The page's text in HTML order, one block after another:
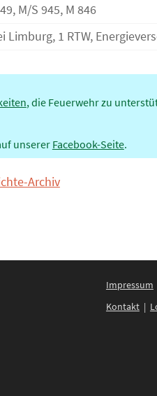
M/S 945, M 846
Limburg, 1 RTW,
, die Feuerwehr zu
unserer Facebook-Seite.
Archiv
Impressum
Kontakt|